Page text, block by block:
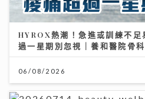
HYROX熱潮！急進或訓練不
過一星期別忽視｜養和醫院骨
06/08/2026